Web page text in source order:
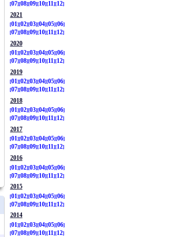
07 08 09 10 11
12
2021
01
02 03 04 05 06
07 08 09 10 11
12
2020
01
02 03 04 05 06
07 08 09 10 11
12
2019
01
02 03 04 05 06
07 08 09 10 11
12
2018
01 02 03 04 05 06
07 08 09 10 11 12
2017
01 02 03 04 05 06
07 08 09 10 11 12
2016
01
02 03 04 05 06
07 08 09 10 11
12
2015
01
02 03 04 05 06
07 08 09 10 11
12
2014
01
02 03 04 05 06
07 08 09 10 11
12